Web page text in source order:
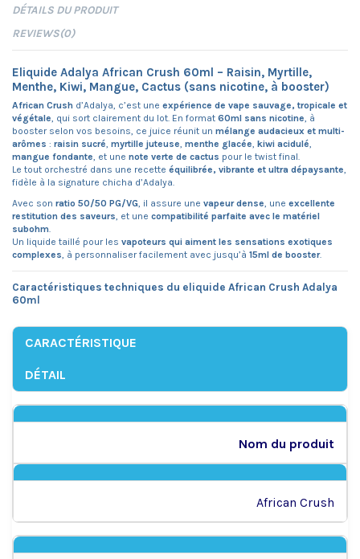
DÉTAILS DU PRODUIT
REVIEWS(0)
Eliquide Adalya African Crush 60ml – Raisin, Myrtille,
Menthe, Kiwi, Mangue, Cactus (sans nicotine, à booster)
African Crush d’Adalya, c’est une expérience de vape sauvage, tropicale et
végétale, qui sort clairement du lot. En format 60ml sans nicotine, à
booster selon vos besoins, ce juice réunit un mélange audacieux et multi-
arômes : raisin sucré, myrtille juteuse, menthe glacée, kiwi acidulé,
mangue fondante, et une note verte de cactus pour le twist final.
Le tout orchestré dans une recette équilibrée, vibrante et ultra dépaysante,
fidèle à la signature chicha d’Adalya.
Avec son ratio 50/50 PG/VG , il assure une vapeur dense , une excellente
restitution des saveurs , et une compatibilité parfaite avec le matériel
subohm
Un liquide taillé pour les vapoteurs qui aiment les sensations exotiques
complexes , à personnaliser facilement avec jusqu’à 15ml de booster.
Caractéristiques techniques du eliquide African Crush Adalya
60ml
CARACTÉRISTIQUE
DÉTAIL
Nom du produit
African Crush